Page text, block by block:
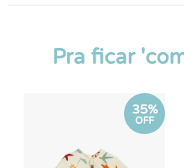
Pra ficar
35%
OFF